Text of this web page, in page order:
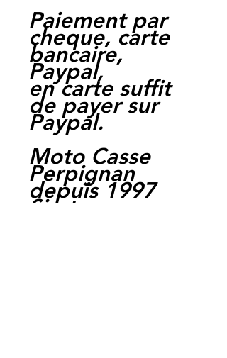
Paiement par
cheque, carte
bancaire,
Paypal,
en carte suffit
de payer sur
Paypal.
Moto Casse
Perpignan
depuis 1997
Siret: